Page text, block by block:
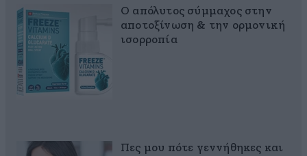
Ο απόλυτος σύμμαχος στην
αποτοξίνωση & την ορμονική
ισορροπία
Πες μου πότε γεννήθηκες και